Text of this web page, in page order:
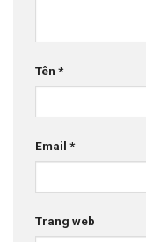
Tên *
Email *
Trang web